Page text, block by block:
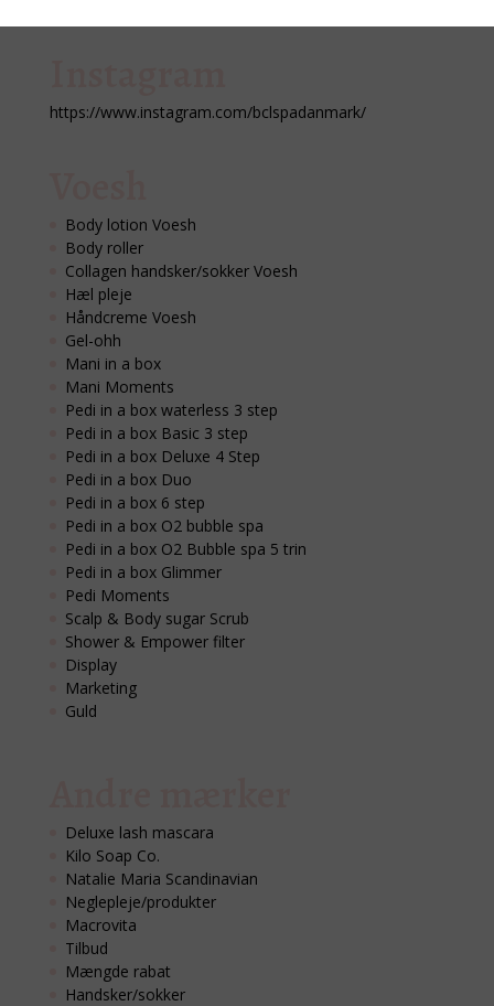
https://www.instagram.com/bclspadanmark/
Body lotion Voesh
Body roller
Collagen handsker/sokker Voesh
Hæl pleje
Håndcreme Voesh
Gel-ohh
Mani in a box
Mani Moments
Pedi in a box waterless 3 step
Pedi in a box Basic 3 step
Pedi in a box Deluxe 4 Step
Pedi in a box Duo
Pedi in a box 6 step
Pedi in a box O2 bubble spa
Pedi in a box O2 Bubble spa 5 trin
Pedi in a box Glimmer
Pedi Moments
Scalp & Body sugar Scrub
Shower & Empower filter
Display
Marketing
Guld
Deluxe lash mascara
Kilo Soap Co.
Natalie Maria Scandinavian
Neglepleje/produkter
Macrovita
Tilbud
Mængde rabat
Handsker/sokker